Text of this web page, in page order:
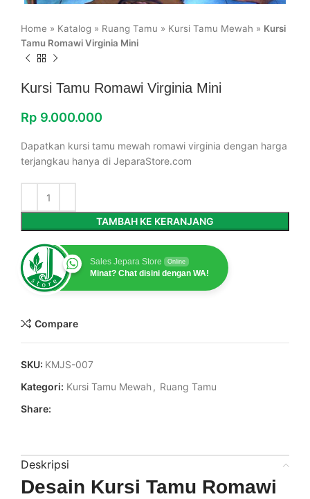
Home » Katalog » Ruang Tamu » Kursi Tamu Mewah » Kursi
Tamu Romawi Virginia Mini
Kursi Tamu Romawi Virginia Mini
Rp 9.000.000
Dapatkan kursi tamu mewah romawi virginia dengan harga
terjangkau hanya di JeparaStore.com
TAMBAH KE KERANJANG
Sales Jepara Store Online
Minat? Chat disini dengan WA!
Compare
SKU: KMJS-007
Kategori: Kursi Tamu Mewah, Ruang Tamu
Share:
Deskripsi
Desain Kursi Tamu Romawi